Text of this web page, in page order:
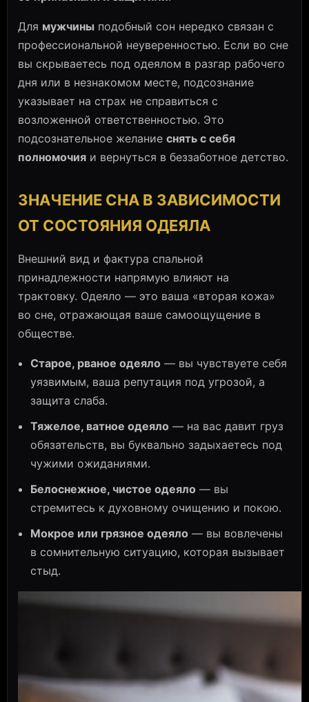
Для мужчины подобный сон нередко связан с
профессиональной неуверенностью. Если во сне
вы скрываетесь под одеялом в разгар рабочего
дня или в незнакомом месте, подсознание
указывает на страх не справиться с
возложенной ответственностью. Это
подсознательное желание снять с себя
полномочия и вернуться в беззаботное детство.
ЗНАЧЕНИЕ СНА В ЗАВИСИМОСТИ
ОТ СОСТОЯНИЯ ОДЕЯЛА
Внешний вид и фактура спальной
принадлежности напрямую влияют на
трактовку. Одеяло — это ваша «вторая кожа»
во сне, отражающая ваше самоощущение в
обществе.
Старое, рваное одеяло — вы чувствуете себя
уязвимым, ваша репутация под угрозой, а
защита слаба.
Тяжелое, ватное одеяло — на вас давит груз
обязательств, вы буквально задыхаетесь под
чужими ожиданиями.
Белоснежное, чистое одеяло — вы
стремитесь к духовному очищению и покою.
Мокрое или грязное одеяло — вы вовлечены
в сомнительную ситуацию, которая вызывает
стыд.